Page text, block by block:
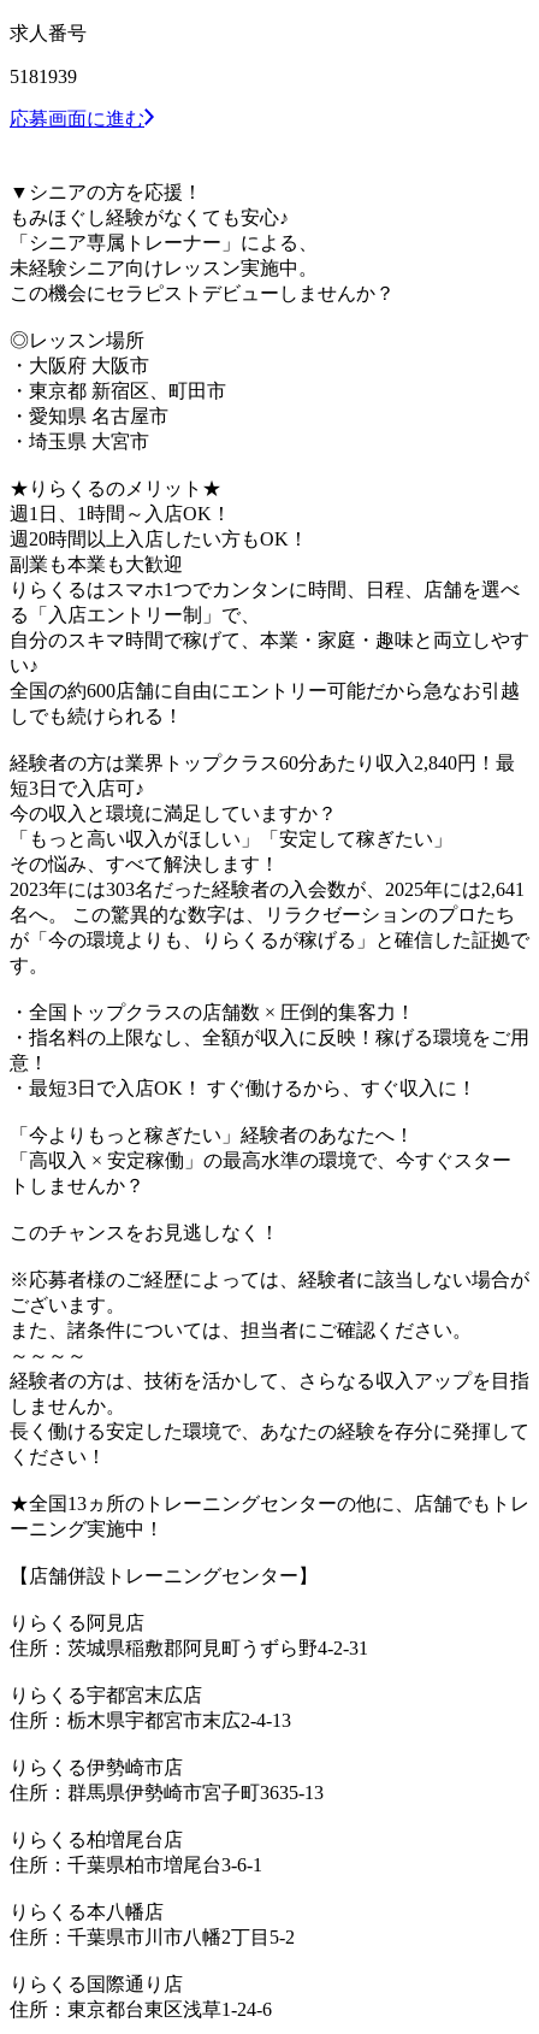
求人番号
5181939
応募画面に進む
▼シニアの方を応援！
もみほぐし経験がなくても安心♪
「シニア専属トレーナー」による、
未経験シニア向けレッスン実施中。
この機会にセラピストデビューしませんか？
◎レッスン場所
・大阪府 大阪市
・東京都 新宿区、町田市
・愛知県 名古屋市
・埼玉県 大宮市
★りらくるのメリット★
週1日、1時間～入店OK！
週20時間以上入店したい方もOK！
副業も本業も大歓迎
りらくるはスマホ1つでカンタンに時間、日程、店舗を選べ
る「入店エントリー制」で、
​自分のスキマ時間で稼げて、本業・家庭・趣味と両立しやす
い♪​
全国の約600店舗に自由にエントリー可能だから急なお引越
しでも続けられる！
経験者の方は業界トップクラス60分あたり収入2,840円！最
短3日で入店可♪
今の収入と環境に満足していますか？
「もっと高い収入がほしい」「安定して稼ぎたい」
その悩み、すべて解決します！
2023年には303名だった経験者の入会数が、2025年には2,641
名へ。 この驚異的な数字は、リラクゼーションのプロたち
が「今の環境よりも、りらくるが稼げる」と確信した証拠で
す。
・全国トップクラスの店舗数 × 圧倒的集客力！
・指名料の上限なし、全額が収入に反映！稼げる環境をご用
意！
・最短3日で入店OK！ すぐ働けるから、すぐ収入に！
「今よりもっと稼ぎたい」経験者のあなたへ！
「高収入 × 安定稼働」の最高水準の環境で、今すぐスター
トしませんか？
このチャンスをお見逃しなく！
※応募者様のご経歴によっては、経験者に該当しない場合が
ございます。
また、諸条件については、担当者にご確認ください。
～～～～
経験者の方は、技術を活かして、さらなる収入アップを目指
しませんか。
長く働ける安定した環境で、あなたの経験を存分に発揮して
ください！
★全国13ヵ所のトレーニングセンターの他に、店舗でもトレ
ーニング実施中！
【店舗併設トレーニングセンター】
りらくる阿見店
住所：茨城県稲敷郡阿見町うずら野4-2-31
りらくる宇都宮末広店
住所：栃木県宇都宮市末広2-4-13
りらくる伊勢崎市店
住所：群馬県伊勢崎市宮子町3635-13
りらくる柏増尾台店
住所：千葉県柏市増尾台3-6-1
りらくる本八幡店
住所：千葉県市川市八幡2丁目5-2
りらくる国際通り店
住所：東京都台東区浅草1-24-6